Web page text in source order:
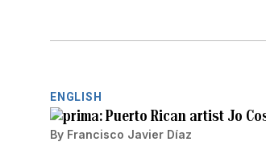
ENGLISH
Puerto Rican artist Jo
By Francisco Javier Díaz